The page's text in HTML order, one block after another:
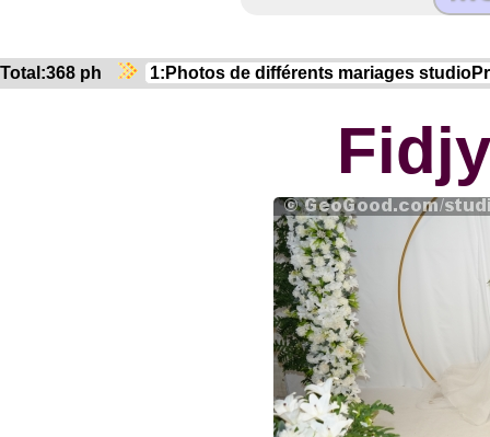
Total:368 ph